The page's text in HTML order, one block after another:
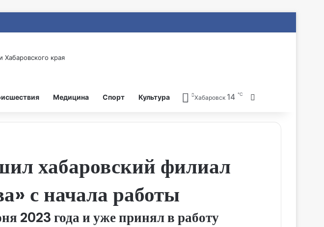
Медицина Спорт Культура Хабаровск 14 ℃
хабаровский филиал
с начала работы
2023 года и уже принял в работу